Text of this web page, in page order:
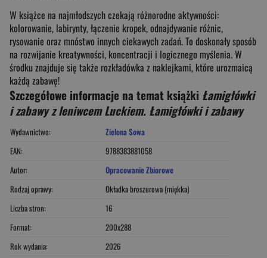
W książce na najmłodszych czekają różnorodne aktywności:
kolorowanie, labirynty, łączenie kropek, odnajdywanie różnic,
rysowanie oraz mnóstwo innych ciekawych zadań. To doskonały sposób
na rozwijanie kreatywności, koncentracji i logicznego myślenia. W
środku znajduje się także rozkładówka z naklejkami, które urozmaicą
każdą zabawę!
Szczegółowe informacje na temat książki Łamigłówki
i zabawy z leniwcem Luckiem. Łamigłówki i zabawy
Wydawnictwo:
Zielona Sowa
EAN:
9788383881058
Autor:
Opracowanie Zbiorowe
Rodzaj oprawy:
Okładka broszurowa (miękka)
Liczba stron:
16
Format:
200x288
Rok wydania:
2026